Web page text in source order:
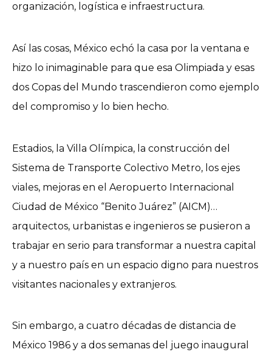
organización, logística e infraestructura.
Así las cosas, México echó la casa por la ventana e
hizo lo inimaginable para que esa Olimpiada y esas
dos Copas del Mundo trascendieron como ejemplo
del compromiso y lo bien hecho.
Estadios, la Villa Olímpica, la construcción del
Sistema de Transporte Colectivo Metro, los ejes
viales, mejoras en el Aeropuerto Internacional
Ciudad de México “Benito Juárez” (AICM)…
arquitectos, urbanistas e ingenieros se pusieron a
trabajar en serio para transformar a nuestra capital
y a nuestro país en un espacio digno para nuestros
visitantes nacionales y extranjeros.
Sin embargo, a cuatro décadas de distancia de
México 1986 y a dos semanas del juego inaugural